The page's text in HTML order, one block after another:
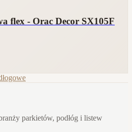
flex - Orac Decor SX105F
parkietów, podłóg i listew